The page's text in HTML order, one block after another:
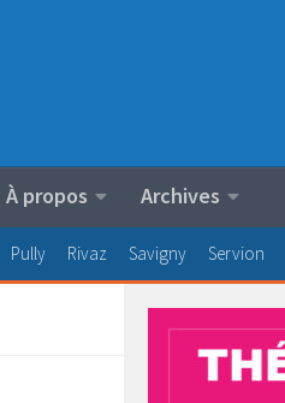
À propos Archives
Pully Rivaz Savigny Servion